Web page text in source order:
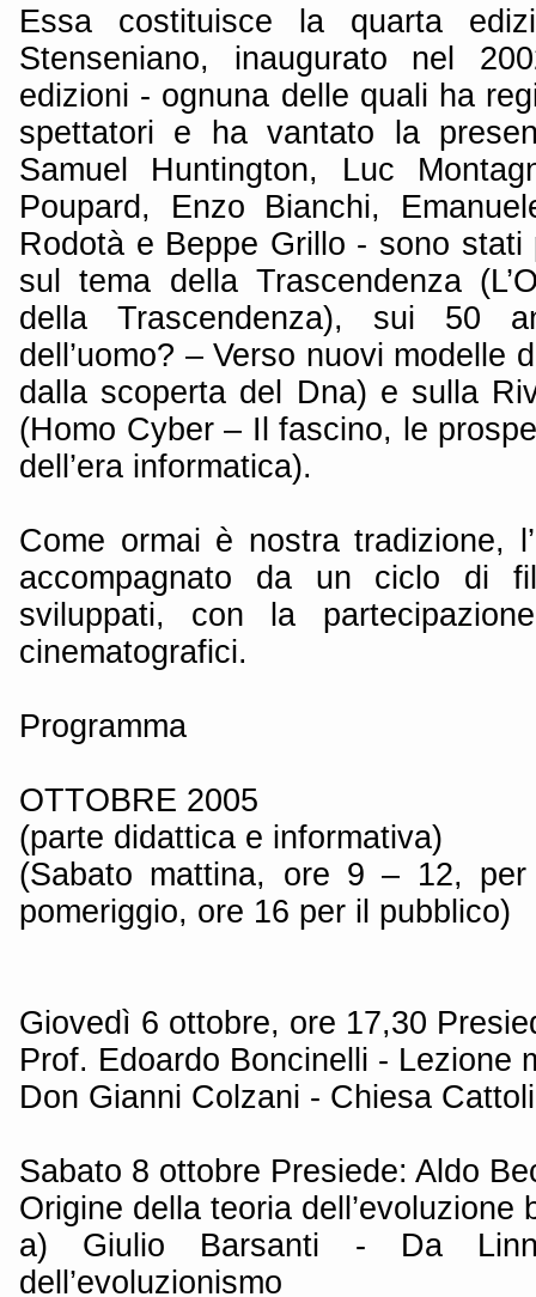
Essa costituisce la quarta
Stenseniano, inaugurato nel
edizioni - ognuna delle quali ha
spettatori e ha vantato la
Samuel Huntington, Luc
Poupard, Enzo Bianchi,
Rodotà e Beppe Grillo - sono
sul tema della Trascendenza
della Trascendenza), sui 50
dell’uomo? – Verso nuovi modelle
dalla scoperta del Dna) e sulla
(Homo Cyber – Il fascino, le
dell’era informatica).
Come ormai è nostra tradizione,
accompagnato da un ciclo di
sviluppati, con la
cinematografici.
Programma
OTTOBRE 2005
(parte didattica e informativa)
(Sabato mattina, ore 9 – 12,
pomeriggio, ore 16 per il pubblico)
Giovedì 6 ottobre, ore 17,30
Prof. Edoardo Boncinelli - Lezione
Don Gianni Colzani - Chiesa
Sabato 8 ottobre Presiede: Aldo
Origine della teoria dell’evoluzione
a) Giulio Barsanti - Da
dell’evoluzionismo